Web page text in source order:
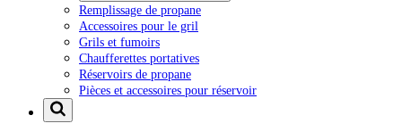
Remplissage de propane
Accessoires pour le gril
Grils et fumoirs
Chaufferettes portatives
Réservoirs de propane
Pièces et accessoires pour réservoir